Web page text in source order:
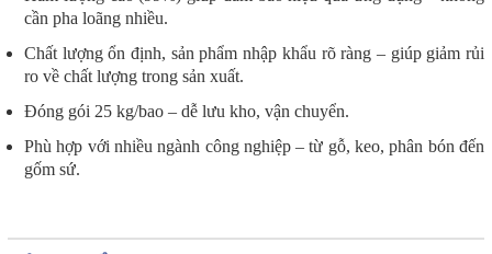
cần pha loãng nhiều.
Chất lượng ổn định, sản phẩm nhập khẩu rõ ràng – giúp giảm rủi
ro về chất lượng trong sản xuất.
Đóng gói 25 kg/bao – dễ lưu kho, vận chuyển.
Phù hợp với nhiều ngành công nghiệp – từ gỗ, keo, phân bón đến
gốm sứ.